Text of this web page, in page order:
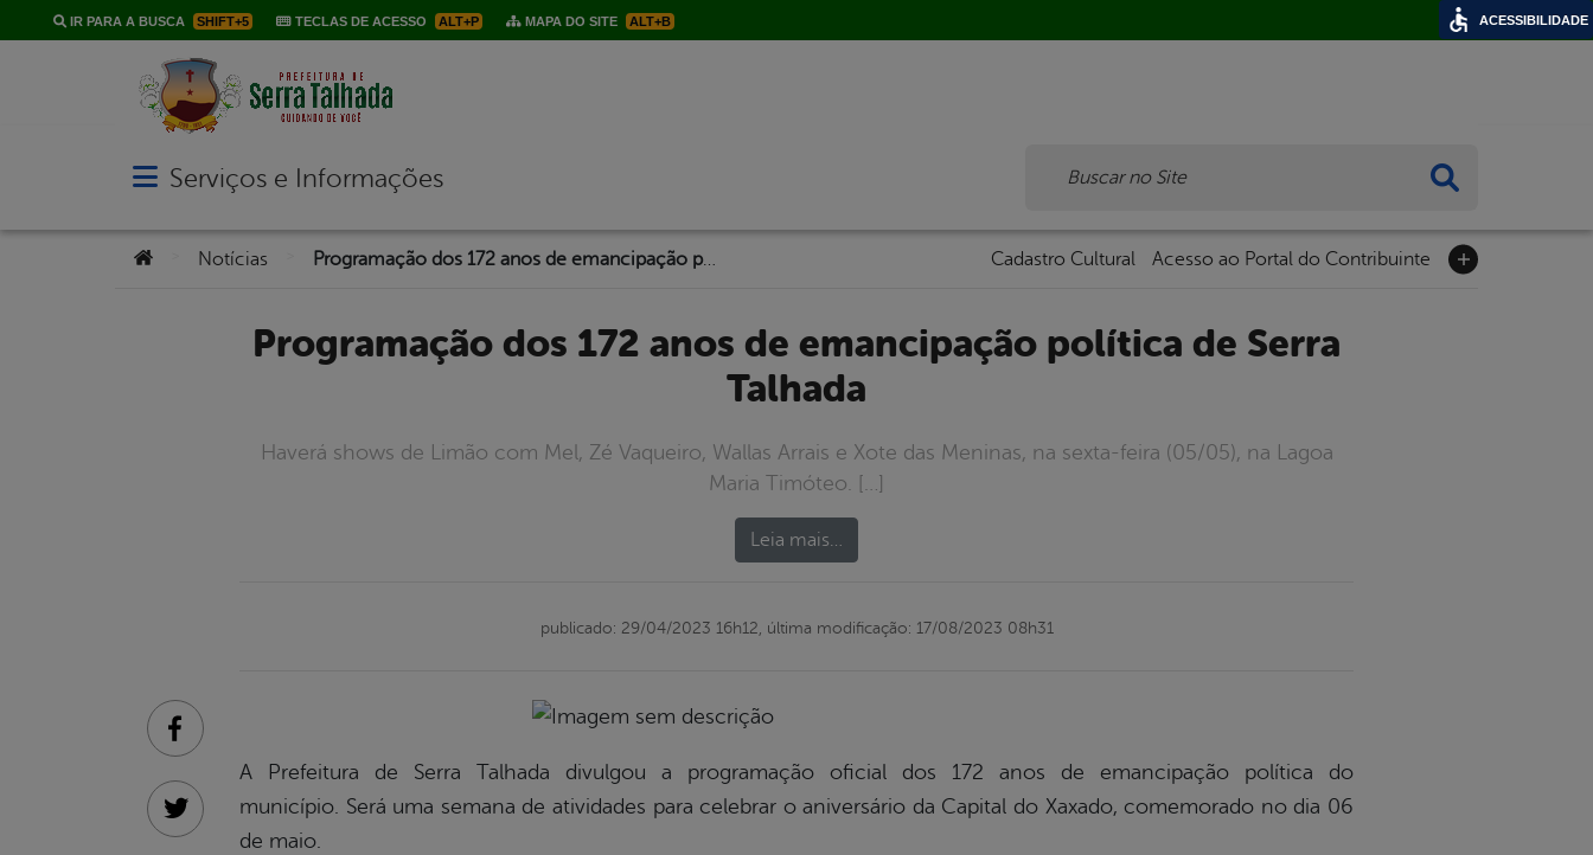
IR PARA A BUSCA SHIFT+5 TECLAS DE ACESSO ALT+P MAPA DO SITE ALT+B
Abrir menu principal de navegação
Serviços e Informações
Você está aqui:
Notícias Cadastro Cultural Acesso ao Portal do Contribuinte
Programação dos 172 anos de emancipação política de Serra
Talhada
Haverá shows de Limão com Mel, Zé Vaqueiro, Wallas Arrais e Xote das Meninas, na sexta-feira (05/05), na Lagoa
Maria Timóteo. […]
Leia mais…
publicado: 29/04/2023 16h12, última modificação: 17/08/2023 08h31
A Prefeitura de Serra Talhada divulgou a programação oficial dos 172 anos de emancipação política do
município. Será uma semana de atividades para celebrar o aniversário da Capital do Xaxado, comemorado no dia 06
de maio.
Facebook
Twitter
ACESSIBILIDADE